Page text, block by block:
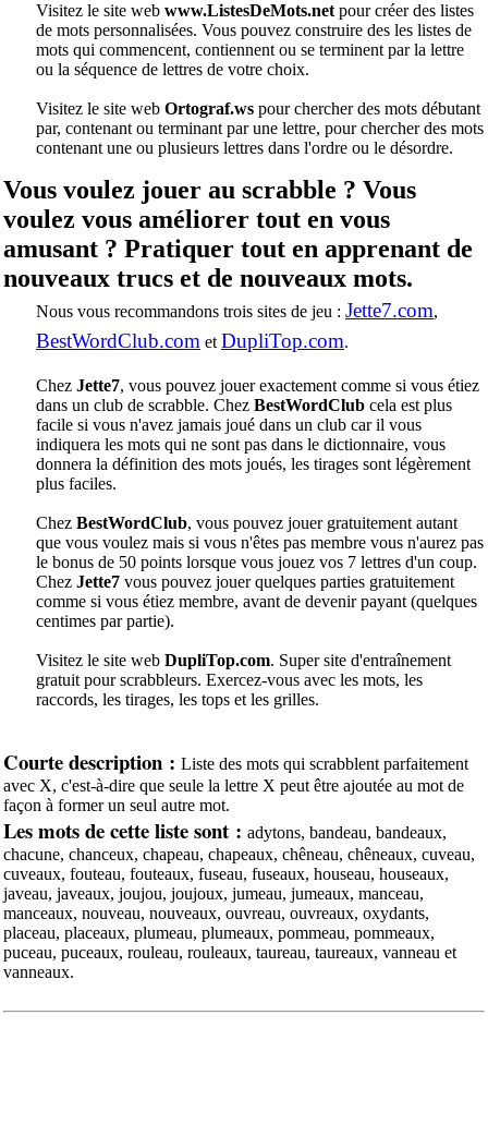
Visitez le site web www.ListesDeMots.net pour créer des listes
de mots personnalisées. Vous pouvez construire des les listes de
mots qui commencent, contiennent ou se terminent par la lettre
ou la séquence de lettres de votre choix.
Visitez le site web Ortograf.ws pour chercher des mots débutant
par, contenant ou terminant par une lettre, pour chercher des mots
contenant une ou plusieurs lettres dans l'ordre ou le désordre.
Vous voulez jouer au scrabble ? Vous
voulez vous améliorer tout en vous
amusant ? Pratiquer tout en apprenant de
nouveaux trucs et de nouveaux mots.
Nous vous recommandons trois sites de jeu : Jette7.com,
BestWordClub.com et DupliTop.com.
Chez Jette7, vous pouvez jouer exactement comme si vous étiez
dans un club de scrabble. Chez BestWordClub cela est plus
facile si vous n'avez jamais joué dans un club car il vous
indiquera les mots qui ne sont pas dans le dictionnaire, vous
donnera la définition des mots joués, les tirages sont légèrement
plus faciles.
Chez BestWordClub, vous pouvez jouer gratuitement autant
que vous voulez mais si vous n'êtes pas membre vous n'aurez pas
le bonus de 50 points lorsque vous jouez vos 7 lettres d'un coup.
Chez Jette7 vous pouvez jouer quelques parties gratuitement
comme si vous étiez membre, avant de devenir payant (quelques
centimes par partie).
Visitez le site web DupliTop.com. Super site d'entraînement
gratuit pour scrabbleurs. Exercez-vous avec les mots, les
raccords, les tirages, les tops et les grilles.
Courte description : Liste des mots qui scrabblent parfaitement
avec X, c'est-à-dire que seule la lettre X peut être ajoutée au mot de
façon à former un seul autre mot.
Les mots de cette liste sont : adytons, bandeau, bandeaux,
chacune, chanceux, chapeau, chapeaux, chêneau, chêneaux, cuveau,
cuveaux, fouteau, fouteaux, fuseau, fuseaux, houseau, houseaux,
javeau, javeaux, joujou, joujoux, jumeau, jumeaux, manceau,
manceaux, nouveau, nouveaux, ouvreau, ouvreaux, oxydants,
placeau, placeaux, plumeau, plumeaux, pommeau, pommeaux,
puceau, puceaux, rouleau, rouleaux, taureau, taureaux, vanneau et
vanneaux.